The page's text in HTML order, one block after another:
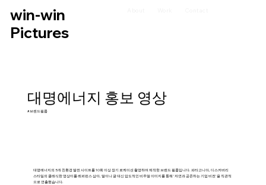
win-win
Pictures
대명에너지 홍보 영상
#브랜드필름
대명에너지의 5개 친환경 발전 사이트를 10회 이상 장기 로케이션 촬영하며 제작한 브랜드 필름입니다. 파타고니아, 디스커버리
스타일의 클래식한 영상미를 레퍼런스 삼아, 말이나 글 대신 압도적인 비주얼 이미지를 통해 '자연과 공존하는 기업 비전'을 직관적
으로 연출했습니다.